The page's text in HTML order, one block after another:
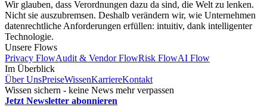
Wir glauben, dass Verordnungen dazu da sind, die Welt zu lenken.
Nicht sie auszubremsen. Deshalb verändern wir, wie Unternehmen
datenrechtliche Anforderungen erfüllen: intuitiv, dank intelligenter
Technologie.
Unsere Flows
Privacy FlowAudit & Vendor FlowRisk FlowAI Flow
Im Überblick
Über UnsPreiseWissenKarriereKontakt
Wissen sichern - keine News mehr verpassen
Jetzt Newsletter abonnieren